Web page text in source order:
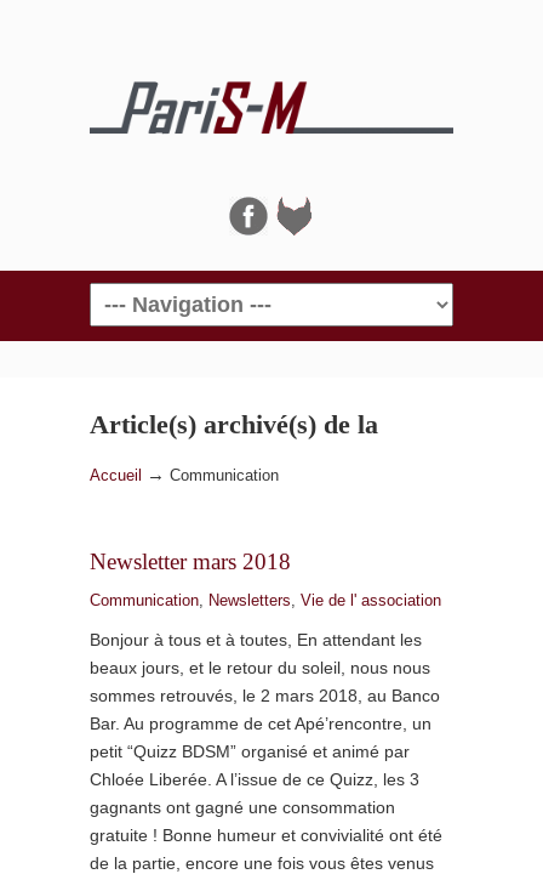
Navigation
Article(s) archivé(s) de la
catégorieCommunication
Accueil → Communication
Newsletter mars 2018
Communication, Newsletters, Vie de l' association
Bonjour à tous et à toutes, En attendant les
beaux jours, et le retour du soleil, nous nous
sommes retrouvés, le 2 mars 2018, au Banco
Bar. Au programme de cet Apé’rencontre, un
petit “Quizz BDSM” organisé et animé par
Chloée Liberée. A l’issue de ce Quizz, les 3
gagnants ont gagné une consommation
gratuite ! Bonne humeur et convivialité ont été
de la partie, encore une fois vous êtes venus